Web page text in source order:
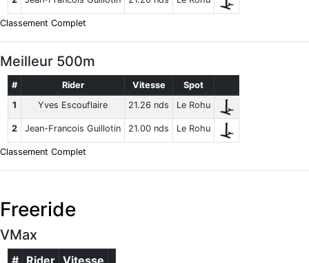
Classement Complet
Meilleur 500m
# Rider Vitesse
Spot
1
Yves Escouflaire 21.26 nds Le Rohu
2 Jean-Francois Guillotin 21.00 nds Le Rohu
Classement Complet
Freeride
VMax
# Rider Vitesse